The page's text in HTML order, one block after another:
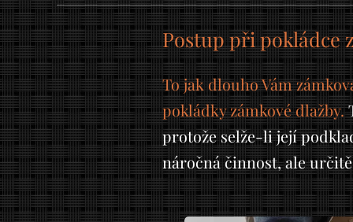
Postup při pokládce
To jak dlouho Vám
pokládky zámkové dlažby.
protože selže-li její
náročná činnost, ale